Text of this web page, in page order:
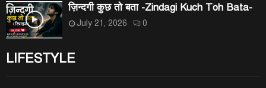
ज़िन्दगी कुछ तो बता -Zindagi Kuch Toh Bata-
July 21, 2026 0
LIFESTYLE